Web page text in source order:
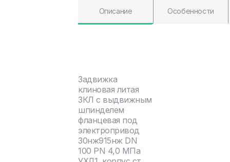
Описание Особенности
Задвижка
клиновая литая
ЗКЛ с выдвижным
шпинделем
фланцевая под
электропривод
30нж915нж DN
100 PN 4,0 МПа